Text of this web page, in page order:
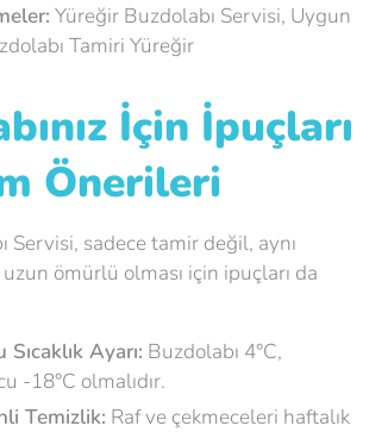
Yüreğir Buzdolabı Servisi, Uygun
Tamiri Yüreğir
İçin İpuçları
Önerileri
Servisi, sadece tamir değil, aynı
ömürlü olması için ipuçları da
Sıcaklık Ayarı: Buzdolabı 4°C,
-18°C olmalıdır.
Temizlik: Raf ve çekmeceleri haftalık